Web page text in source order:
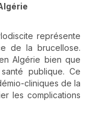
représente
de la brucellose.
Algérie bien que
publique. Ce
cliniques de la
les complications